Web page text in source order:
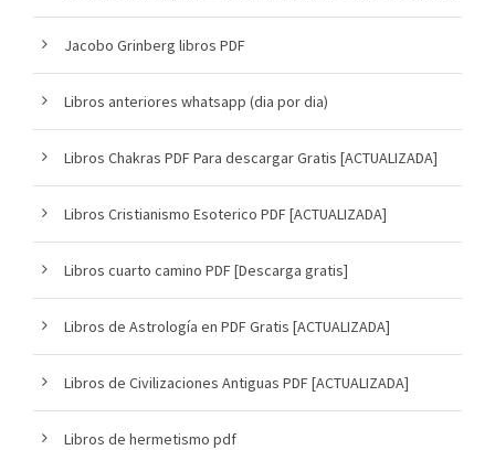
Jacobo Grinberg libros PDF
Libros anteriores whatsapp (dia por dia)
Libros Chakras PDF Para descargar Gratis [ACTUALIZADA]
Libros Cristianismo Esoterico PDF [ACTUALIZADA]
Libros cuarto camino PDF [Descarga gratis]
Libros de Astrología en PDF Gratis [ACTUALIZADA]
Libros de Civilizaciones Antiguas PDF [ACTUALIZADA]
Libros de hermetismo pdf